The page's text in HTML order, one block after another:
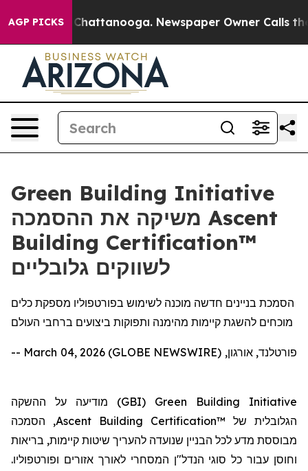
AGP PICKSin Chattanooga. Newspaper Owner Calls the
Green Building Initiative
משיקה את ההסמכה Ascent
Building Certification™
לשווקים גלובליים
הסמכת בניינים חדשה מוכנה לשימוש בפורטפוליו מספקת כלים
מוכחים להשגת קיימות מהימנה ותפוקות ביצועים ברחבי העולם
פורטלנד, אורגון, March 04, 2026 (GLOBE NEWSWIRE) --
Green Building Initiative
(
GBI) מודיעה על ההשקה
הגלובלית של Ascent Building Certification™, הסמכה
מבוססת מדע לכל הבניין שנועדה להעריך שיטות קיימות, בריאות
וחוסן עבור כל סוגי הנדל"ן המסחרי לאורך אזורים ופורטפוליו.